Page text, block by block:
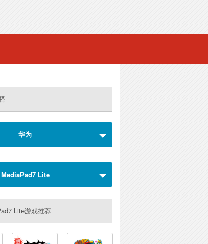
华为
MediaPad7 Lite
Lite游戏推荐